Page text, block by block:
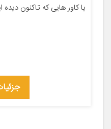
یا کاور هایی که تاکنون دیده